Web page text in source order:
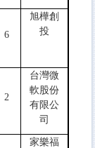
6
旭樺創
投
2
台灣微
軟股份
有限公
司
家樂福